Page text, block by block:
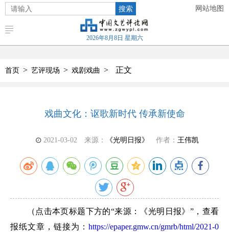
搜索 网站地图
2026年8月8日 星期六
首页 > 艺评现场 > 戏剧戏曲 > 正文
戏曲文化：讴歌新时代 传承新使命
2021-03-02 来源： 《光明日报》 作者： 王伟凯
（点击本页标题下方的“来源：《光明日报》”，查看
报纸文章，链接为： https://epaper.gmw.cn/gmrb/html/2021-0